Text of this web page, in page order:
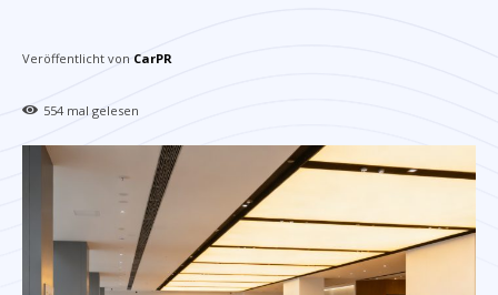
Veröffentlicht von CarPR
554 mal gelesen